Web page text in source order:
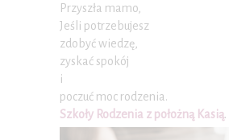
Przyszła mamo,
Jeśli potrzebujesz
zdobyć wiedzę,
zyskać spokój
i
poczuć moc rodzenia.
Szkoły Rodzenia z położną Kasią.